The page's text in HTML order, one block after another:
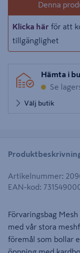
Denna
Klicka här för att
tillgänglighet
Hämta i
Se
Välj butik
Artikelnummer:
EAN-kod:
Förvaringsbag
med vår stora
föremål som bollar